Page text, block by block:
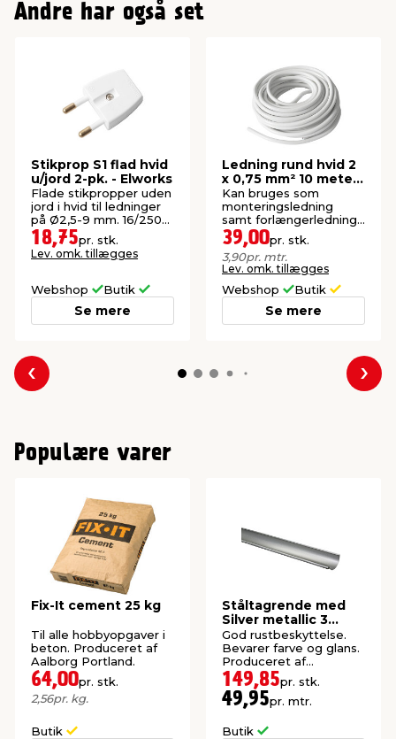
Andre har også set
Stikprop S1 flad hvid
u/jord 2-pk. - Elworks
Flade stikpropper uden
jord i hvid til ledninger
på Ø2,5-9 mm. 16/250
V.
18,75pr. stk.
Lev. omk. tillægges
Webshop Butik
Se mere
Ledning rund hvid 2
x 0,75 mm² 10 meter
- Elworks
Kan bruges som
monteringsledning
samt forlængerledning
ved montering af
stikprop og mellemled.
39,00pr. stk.
3,90pr. mtr.
Lev. omk. tillægges
Webshop Butik
Se mere
Forrige
Populære varer
Fix-It cement 25 kg
Til alle hobbyopgaver i
beton. Produceret af
Aalborg Portland.
64,00pr. stk.
2,56pr. kg.
Butik
Ståltagrende med
Silver metallic 3
meter
God rustbeskyttelse.
Bevarer farve og glans.
Produceret af
galvaniserede
stålplader.
149,85pr. stk.
49,95pr. mtr.
Butik